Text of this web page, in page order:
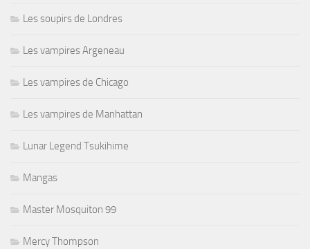
Les soupirs de Londres
Les vampires Argeneau
Les vampires de Chicago
Les vampires de Manhattan
Lunar Legend Tsukihime
Mangas
Master Mosquiton 99
Mercy Thompson